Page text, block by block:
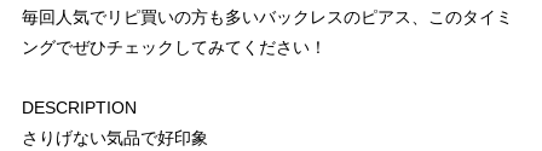
毎回人気でリピ買いの方も多いバックレスのピアス、このタイミ
ングでぜひチェックしてみてください！
DESCRIPTION
さりげない気品で好印象